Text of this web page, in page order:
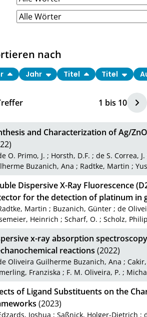
1 bis 10
nach
Jahr Titel Titel
and Characterization of Ag/
O. Primo, J. ; Horsth, D.F. ;de S. Correa, J.
Buzanich, Ana ; Radtke, Martin ;
Dispersive X-Ray Fluorescence
for the detection of platinum in
Martin ; Buzanich, Günter ;de
Heinrich ; Scharf, O. ; Scholz,
x-ray absorption
reactions (2022)
Oliveira Guilherme Buzanich, Ana ;
Franziska ; F. M. Oliveira, P. ;
of Ligand Substituents on the
(2023)
Joshua ;Saßnick, Holger-Dietrich ;